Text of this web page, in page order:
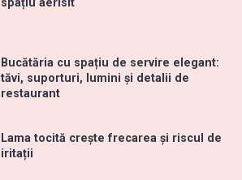
spațiu aerisit
Bucătăria cu spațiu de servire elegant:
tăvi, suporturi, lumini și detalii de
restaurant
Lama tocită crește frecarea și riscul de
iritații